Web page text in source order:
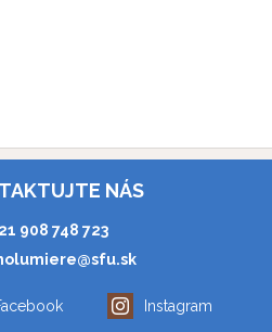
NÁS
908 748 723
Instagram